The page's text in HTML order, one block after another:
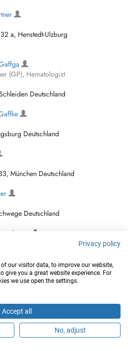
a, Henstedt-Ulzburg
(GP), Hematologist
Deutschland
Deutschland
München Deutschland
Deutschland
1 B, Schriesheim
Deutschland
Gagsteiger
Diabetes Specialists),
Privacy policy
our visitor data, to improve our website,
give you a great website experience. For
we use open the settings.
Accept all
No, adjust